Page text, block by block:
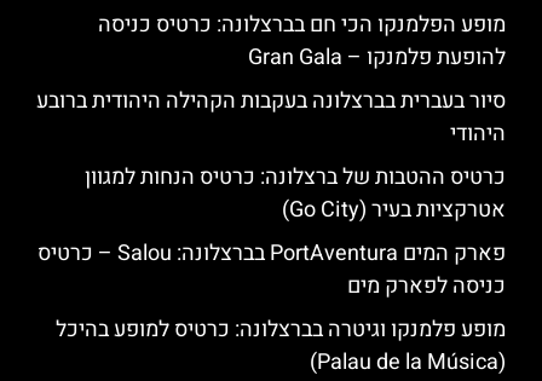
מופע הפלמנקו הכי חם בברצלונה: כרטיס כניסה
להופעת פלמנקו – Gran Gala
סיור בעברית בברצלונה בעקבות הקהילה היהודית ברובע
היהודי
כרטיס ההטבות של ברצלונה: כרטיס הנחות למגוון
אטרקציות בעיר (Go City)
פארק המים PortAventura בברצלונה: Salou – כרטיס
כניסה לפארק מים
מופע פלמנקו וגיטרה בברצלונה: כרטיס למופע בהיכל
(Palau de la Música)